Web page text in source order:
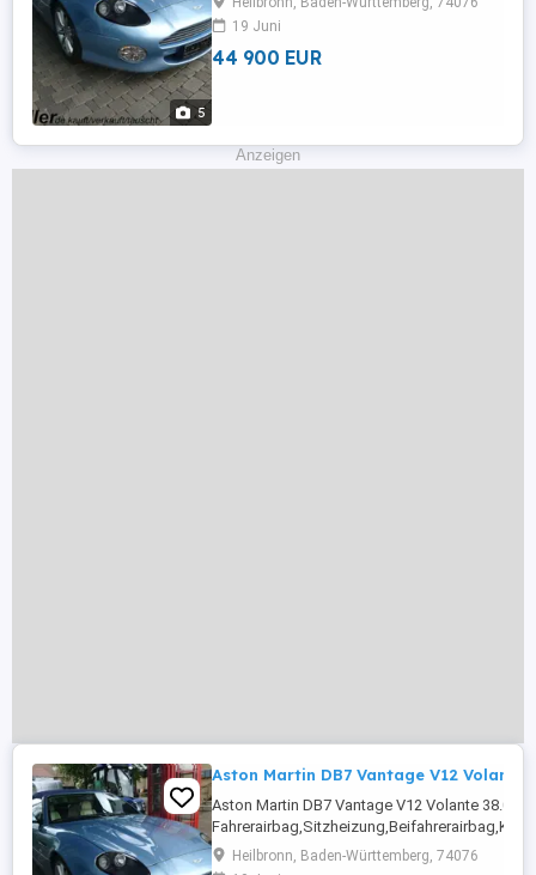
5
Funkfernbedienung,Elektrische
19 Juni
44 900 EUR
Anzeigen
Aston Martin DB7 Vantage V12 Volante
Aston Martin DB7 Vantage V12 Volante 38.000
Fensterheber,Zentralverriegelung mit
Funkfernbedienung,Alufelgen,Elektrische
Heilbronn, Baden-Württemberg, 74076